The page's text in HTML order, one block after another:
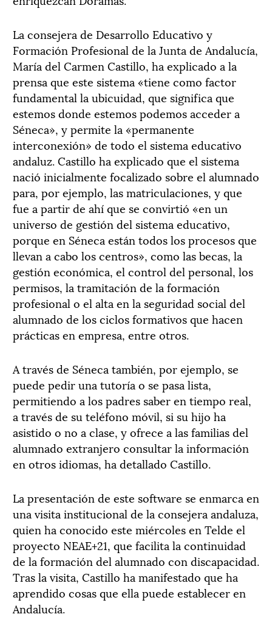
La consejera de Desarrollo Educativo y
Formación Profesional de la Junta de Andalucía,
María del Carmen Castillo, ha explicado a la
prensa que este sistema «tiene como factor
fundamental la ubicuidad, que significa que
estemos donde estemos podemos acceder a
Séneca», y permite la «permanente
interconexión» de todo el sistema educativo
andaluz. Castillo ha explicado que el sistema
nació inicialmente focalizado sobre el alumnado
para, por ejemplo, las matriculaciones, y que
fue a partir de ahí que se convirtió «en un
universo de gestión del sistema educativo,
porque en Séneca están todos los procesos que
llevan a cabo los centros», como las becas, la
gestión económica, el control del personal, los
permisos, la tramitación de la formación
profesional o el alta en la seguridad social del
alumnado de los ciclos formativos que hacen
prácticas en empresa, entre otros.
A través de Séneca también, por ejemplo, se
puede pedir una tutoría o se pasa lista,
permitiendo a los padres saber en tiempo real,
a través de su teléfono móvil, si su hijo ha
asistido o no a clase, y ofrece a las familias del
alumnado extranjero consultar la información
en otros idiomas, ha detallado Castillo.
La presentación de este software se enmarca en
una visita institucional de la consejera andaluza,
quien ha conocido este miércoles en Telde el
proyecto NEAE+21, que facilita la continuidad
de la formación del alumnado con discapacidad.
Tras la visita, Castillo ha manifestado que ha
aprendido cosas que ella puede establecer en
Andalucía.